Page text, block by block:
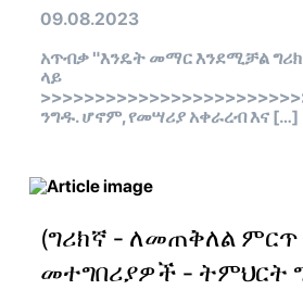
09.08.2023
አጥብቃ "እንዴት መማር እንደሚቻል
ላይ
ንግዱ. ሆኖም, የመሣሪያ አቀራረብ እና […]
(ግሪክኛ - ለመጠቅለል
መተግበሪያዎች - ትምህርት